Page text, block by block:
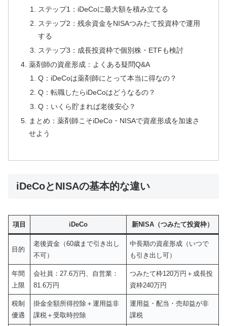
ステップ1：iDeCoに最大額を積み立てる
ステップ2：残余資金をNISAつみたて投資枠で運用
する
ステップ3：成長投資枠で個別株・ETFも検討
薬剤師の資産形成：よくある疑問Q&A
Q：iDeCoは薬剤師にとって本当に得なの？
Q：転職したらiDeCoはどうなるの？
Q：いくら貯まれば老後安心？
まとめ：薬剤師こそiDeCo・NISAで資産形成を加速さ
せよう
iDeCoとNISAの基本的な違い
項目 iDeCo 新NISA（つみたて投資枠）
目的
老後資金（60歳まで引き出し
不可）
中長期の資産形成（いつで
も引き出し可）
年間
上限
会社員：27.6万円、自営業：
81.6万円
つみたて枠120万円＋成長投
資枠240万円
税制
優遇
掛金全額所得控除＋運用益非
課税＋受取時控除
運用益・配当・売却益が非
課税